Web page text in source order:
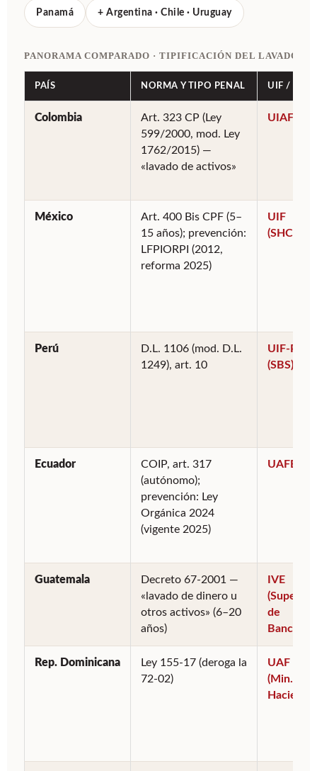
Panamá + Argentina · Chile · Uruguay
PANORAMA COMPARADO · TIPIFICACIÓN DEL LAVADO
PAÍS NORMA Y TIPO PENAL UIF / ENTE
Colombia
Art. 323 CP (Ley
599/2000, mod. Ley
1762/2015) —
«lavado de activos»
UIAF
México
Art. 400 Bis CPF (5–
15 años); prevención:
LFPIORPI (2012,
reforma 2025)
UIF
(SHCP)
Perú
D.L. 1106 (mod. D.L.
1249), art. 10
UIF-Perú
(SBS)
Ecuador
COIP, art. 317
(autónomo);
prevención: Ley
Orgánica 2024
(vigente 2025)
UAFE
Guatemala
Decreto 67-2001 —
«lavado de dinero u
otros activos» (6–20
años)
IVE
(Superint.
de
Bancos)
Rep. Dominicana
Ley 155-17 (deroga la
72-02)
UAF
(Min.
Hacienda)